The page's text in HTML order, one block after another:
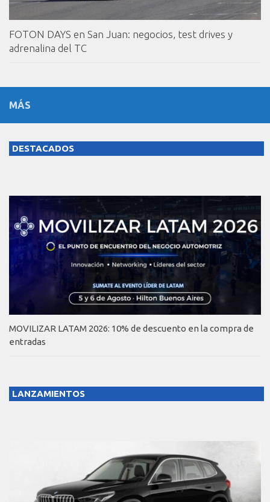
FOTON DAYS en San Juan: negocios, test drives y
adrenalina del TC
MÁS
DESTACADOS
MOVILIZAR LATAM 2026: 10% de descuento en la compra de
entradas
LANZAMIENTOS